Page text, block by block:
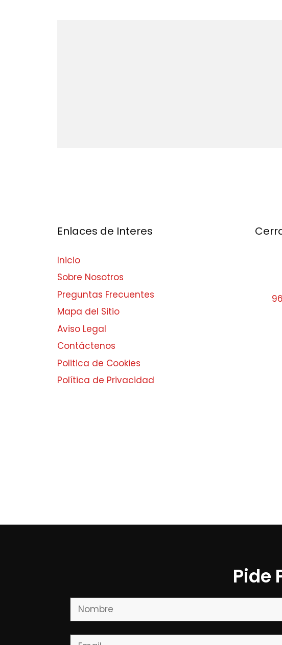
Enlaces de Interes
Inicio
Sobre Nosotros
Preguntas Frecuentes
Mapa del Sitio
Aviso Legal
Contáctenos
Politica de Cookies
Política de Privacidad
Pide